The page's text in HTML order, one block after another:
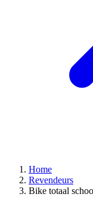
Home
Revendeurs
Bike totaal